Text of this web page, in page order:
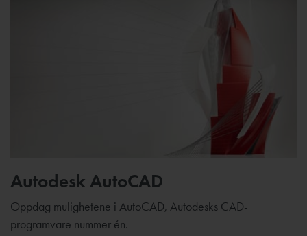
Autodesk AutoCAD
Oppdag mulighetene i AutoCAD, Autodesks CAD-
programvare nummer én.